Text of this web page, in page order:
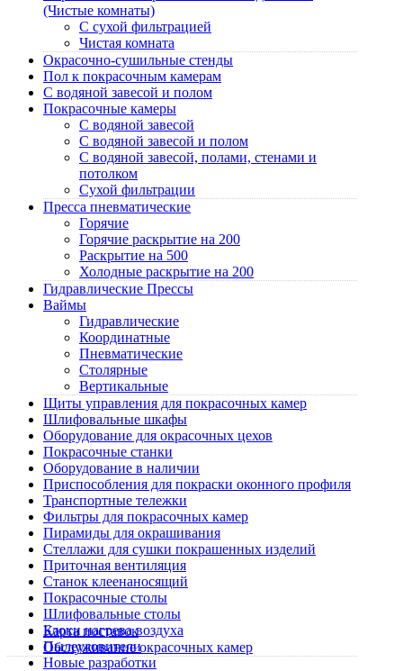
(Чистые комнаты)
C сухой фильтрацией
Чистая комната
Окрасочно-сушильные стенды
Пол к покрасочным камерам
C водяной завесой и полом
Покрасочные камеры
C водяной завесой
C водяной завесой и полом
C водяной завесой, полами, стенами и
потолком
Cухой фильтрации
Пресса пневматические
Горячие
Горячие раскрытие на 200
Раскрытие на 500
Холодные раскрытие на 200
Гидравлические Прессы
Ваймы
Гидравлические
Координатные
Пневматические
Столярные
Вертикальные
Щиты управления для покрасочных камер
Шлифовальные шкафы
Оборудование для окрасочных цехов
Покрасочные станки
Оборудование в наличии
Приспособления для покраски оконного профиля
Транспортные тележки
Фильтры для покрасочных камер
Пирамиды для окрашивания
Стеллажи для сушки покрашенных изделий
Приточная вентиляция
Станок клеенаносящий
Покрасочные столы
Шлифовальные столы
Блоки нагрева воздуха
Пылеуловители
Новые разработки
Карта поставок
Обслуживание окрасочных камер